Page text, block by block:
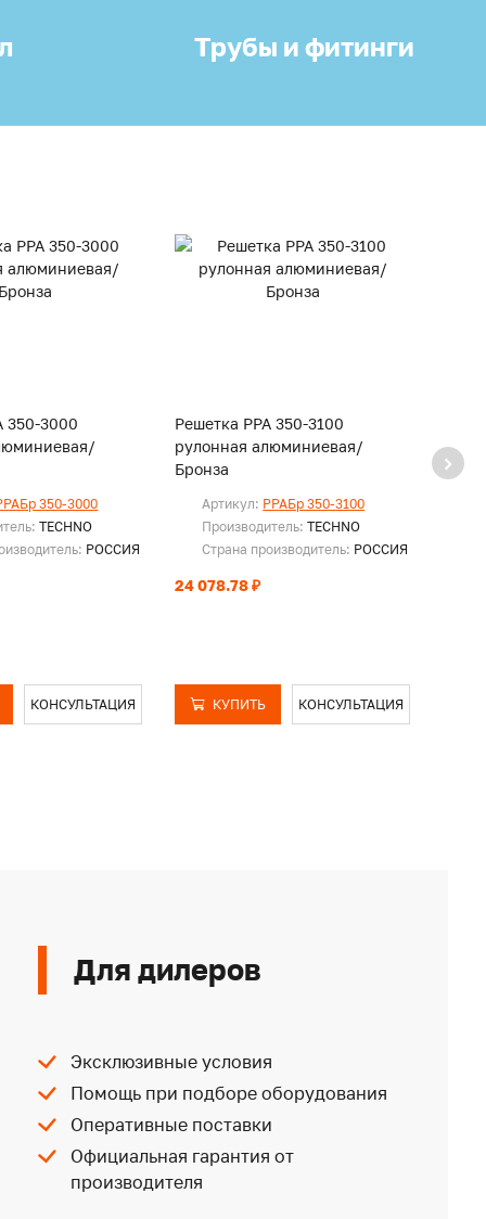
Трубы и фитинги
350-3000
350-3000
TECHNO
РОССИЯ
КОНСУЛЬТАЦИЯ
Решетка PPA 350-3100
рулонная алюминиевая/
Бронза
Артикул: PPAБр 350-3100
Производитель:TECHNO
Страна производитель: РОССИЯ
24 078.78 ₽
КУПИТЬ КОНСУЛЬТАЦИЯ
Для дилеров
Эксклюзивные условия
Помощь при подборе оборудования
Оперативные поставки
Официальная гарантия от
производителя